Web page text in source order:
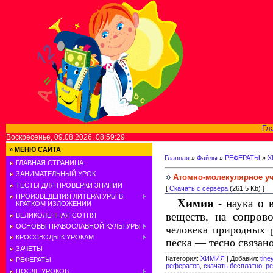
Воскресенье, 09.08.2026, 08:59:29
» МЕНЮ САЙТА
ГЛАВНАЯ СТРАНИЦА
ЗАНИМАТЕЛЬНЫЙ УРОК
ТЕСТЫ ДЛЯ ПРОВЕРКИ ЗНАНИЙ
ПРОИЗВЕДЕНИЯ ЛИТЕРАТУРЫ В
КРАТКОМ ИЗЛОЖЕНИИ
ВЕЛИКОЛЕПНАЯ СОТНЯ
ОСНОВЫ ПРАВОСЛАВНОЙ КУЛЬТУРЫ
КРОССВОДЫ К УРОКАМ
ЗАЧЕТЫ
РЕФЕРАТЫ
ПОСЛЕ УРОКОВ
Главная » Файлы » РЕФЕРАТЫ »
Атомно-молекулярное
[ Скачать с сервера (261.5 Kb) ]
Химия -наука о
веществ, на
человека природных
песка — тесно
Категория: ХИМИЯ | Добавил:
рефератов скачать бесплатно